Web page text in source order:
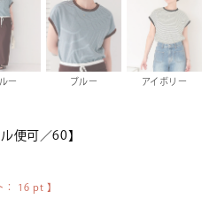
ー ブルー アイボリー
便可／60】
16 pt 】